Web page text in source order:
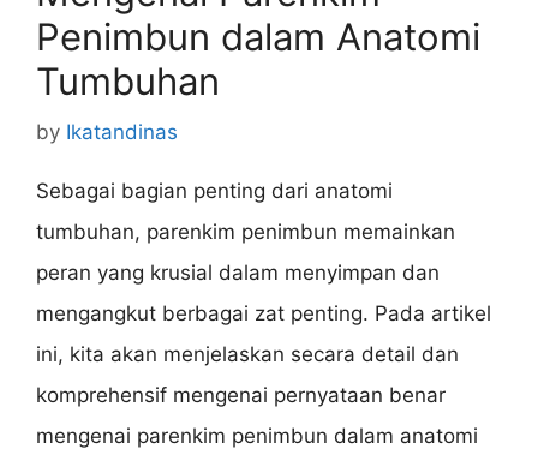
Penimbun dalam Anatomi
Tumbuhan
by Ikatandinas
Sebagai bagian penting dari anatomi
tumbuhan, parenkim penimbun memainkan
peran yang krusial dalam menyimpan dan
mengangkut berbagai zat penting. Pada artikel
ini, kita akan menjelaskan secara detail dan
komprehensif mengenai pernyataan benar
mengenai parenkim penimbun dalam anatomi